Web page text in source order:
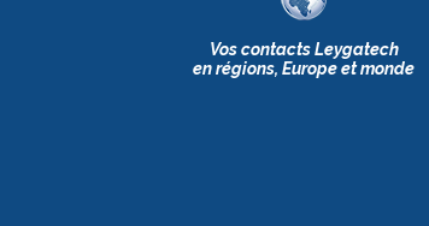
Vos contacts Leygatech
en régions, Europe et monde